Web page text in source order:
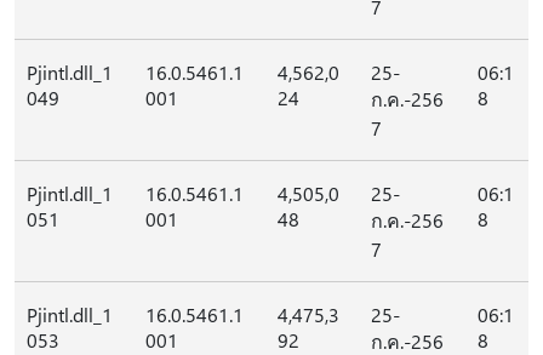
7
Pjintl.dll_1
049
16.0.5461.1
001
4,562,0
24
25-
ก.ค.-256
7
06:1
8
Pjintl.dll_1
051
16.0.5461.1
001
4,505,0
48
25-
ก.ค.-256
7
06:1
8
Pjintl.dll_1
053
16.0.5461.1
001
4,475,3
92
25-
ก.ค.-256
06:1
8